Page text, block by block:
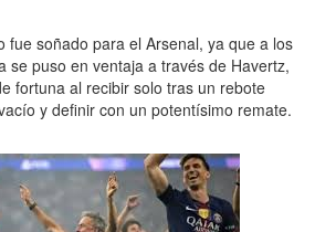
fue soñado para el Arsenal, ya que a los
se puso en ventaja a través de Havertz,
fortuna al recibir solo tras un rebote
y definir con un potentísimo remate.